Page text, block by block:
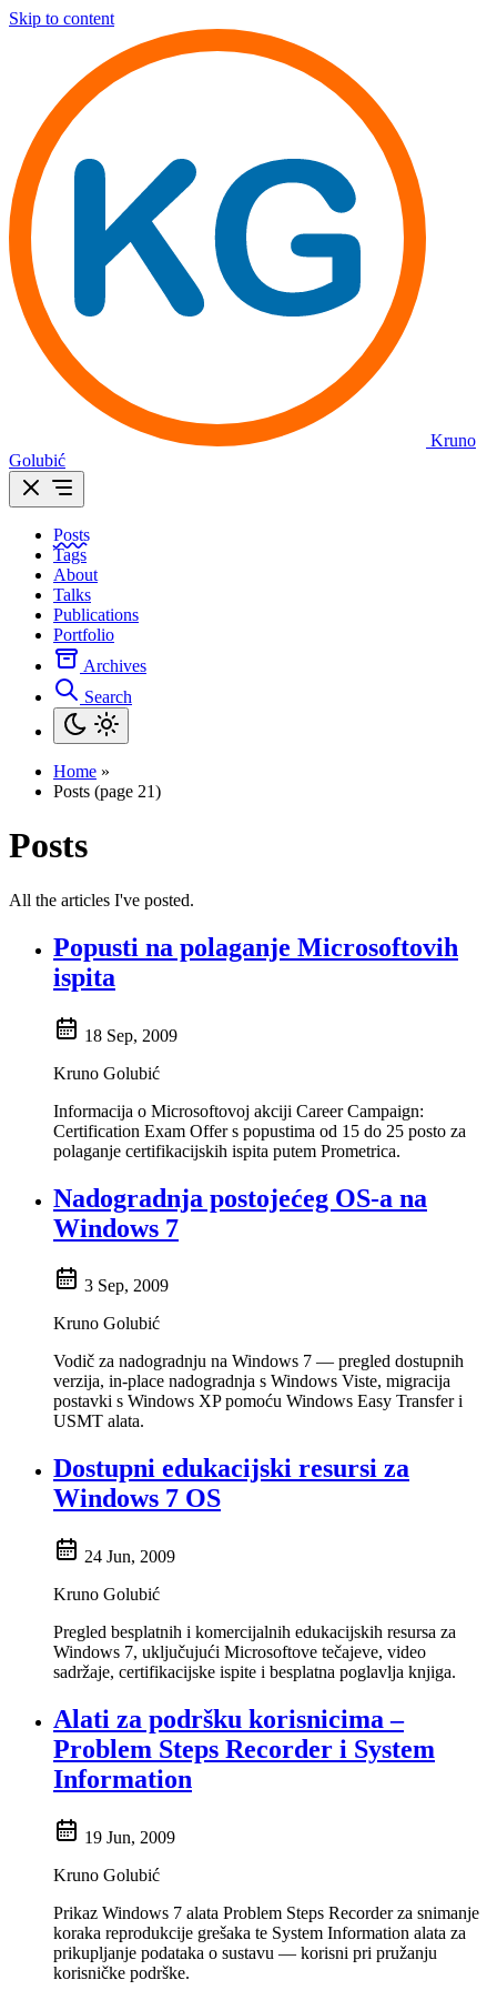
Skip to content
Kruno
Golubić
Posts
Tags
About
Talks
Publications
Portfolio
Archives
Search
Home »
Posts (page 21)
Posts
All the articles I've posted.
Popusti na polaganje Microsoftovih
ispita
18 Sep, 2009
Kruno Golubić
Informacija o Microsoftovoj akciji Career Campaign:
Certification Exam Offer s popustima od 15 do 25 posto za
polaganje certifikacijskih ispita putem Prometrica.
Nadogradnja postojećeg OS-a na
Windows 7
3 Sep, 2009
Kruno Golubić
Vodič za nadogradnju na Windows 7 — pregled dostupnih
verzija, in-place nadogradnja s Windows Viste, migracija
postavki s Windows XP pomoću Windows Easy Transfer i
USMT alata.
Dostupni edukacijski resursi za
Windows 7 OS
24 Jun, 2009
Kruno Golubić
Pregled besplatnih i komercijalnih edukacijskih resursa za
Windows 7, uključujući Microsoftove tečajeve, video
sadržaje, certifikacijske ispite i besplatna poglavlja knjiga.
Alati za podršku korisnicima –
Problem Steps Recorder i System
Information
19 Jun, 2009
Kruno Golubić
Prikaz Windows 7 alata Problem Steps Recorder za snimanje
koraka reprodukcije grešaka te System Information alata za
prikupljanje podataka o sustavu — korisni pri pružanju
korisničke podrške.